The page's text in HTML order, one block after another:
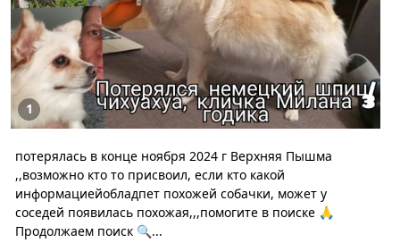
1
потерялась в конце ноября 2024 г Верхняя Пышма
,,возможно кто то присвоил, если кто какой
информациейобладпет похожей собачки, может у
соседей появилась похожая,,,помогите в поиске 🙏
Продолжаем поиск 🔍...